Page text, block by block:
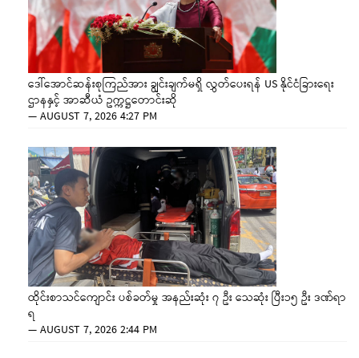
ဒေါ်အောင်ဆန်းစုကြည်အား ချွင်းချက်မရှိ လွှတ်ပေးရန် US နိုင်ငံခြားရေး
ဌာနနှင့် အာဆီယံ ဥက္ကဋ္ဌတောင်းဆို
—AUGUST 7, 2026 4:27 PM
ထိုင်းစာသင်ကျောင်း ပစ်ခတ်မှု အနည်းဆုံး ၇ ဦး သေဆုံး ပြီး၁၅ ဦး ဒဏ်ရာ
ရ
—AUGUST 7, 2026 2:44 PM